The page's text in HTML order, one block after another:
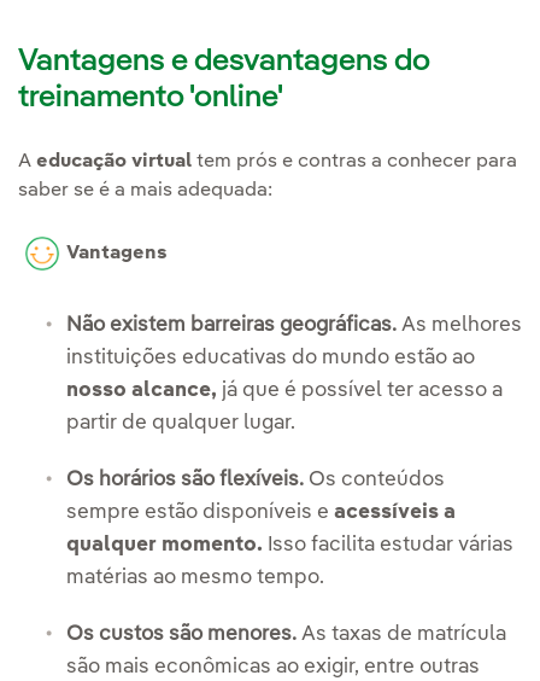
Vantagens e desvantagens do
treinamento 'online'
A educação virtual tem prós e contras a conhecer para
saber se é a mais adequada:
Vantagens
Não existem barreiras geográficas. As melhores
instituições educativas do mundo estão ao
nosso alcance, já que é possível ter acesso a
partir de qualquer lugar.
Os horários são flexíveis. Os conteúdos
sempre estão disponíveis e acessíveis a
qualquer momento. Isso facilita estudar várias
matérias ao mesmo tempo.
Os custos são menores. As taxas de matrícula
são mais econômicas ao exigir, entre outras